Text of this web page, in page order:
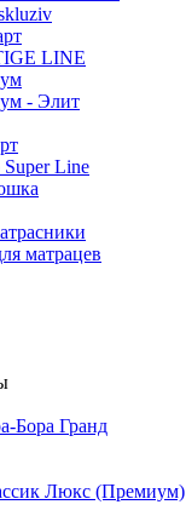
LINE
- Элит
Line
матрацев
Бора Гранд
Люкс (Премиум)